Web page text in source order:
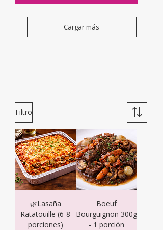
Cargar más
Filtro
🌿Lasaña
Ratatouille (6-8
porciones)
Boeuf
Bourguignon 300g
- 1 porción